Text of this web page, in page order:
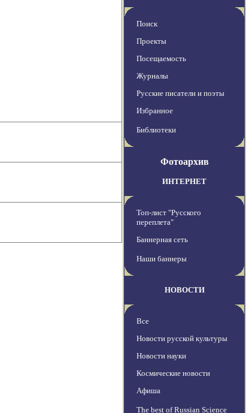
Поиск
Проекты
Посещаемость
Журналы
Русские писатели и поэты
Избранное
Библиотеки
Фотоархив
ИНТЕРНЕТ
Топ-лист "Русского
переплета"
Баннерная сеть
Наши баннеры
НОВОСТИ
Все
Новости русской культуры
Новости науки
Космические новости
Афиша
The best of Russian Science